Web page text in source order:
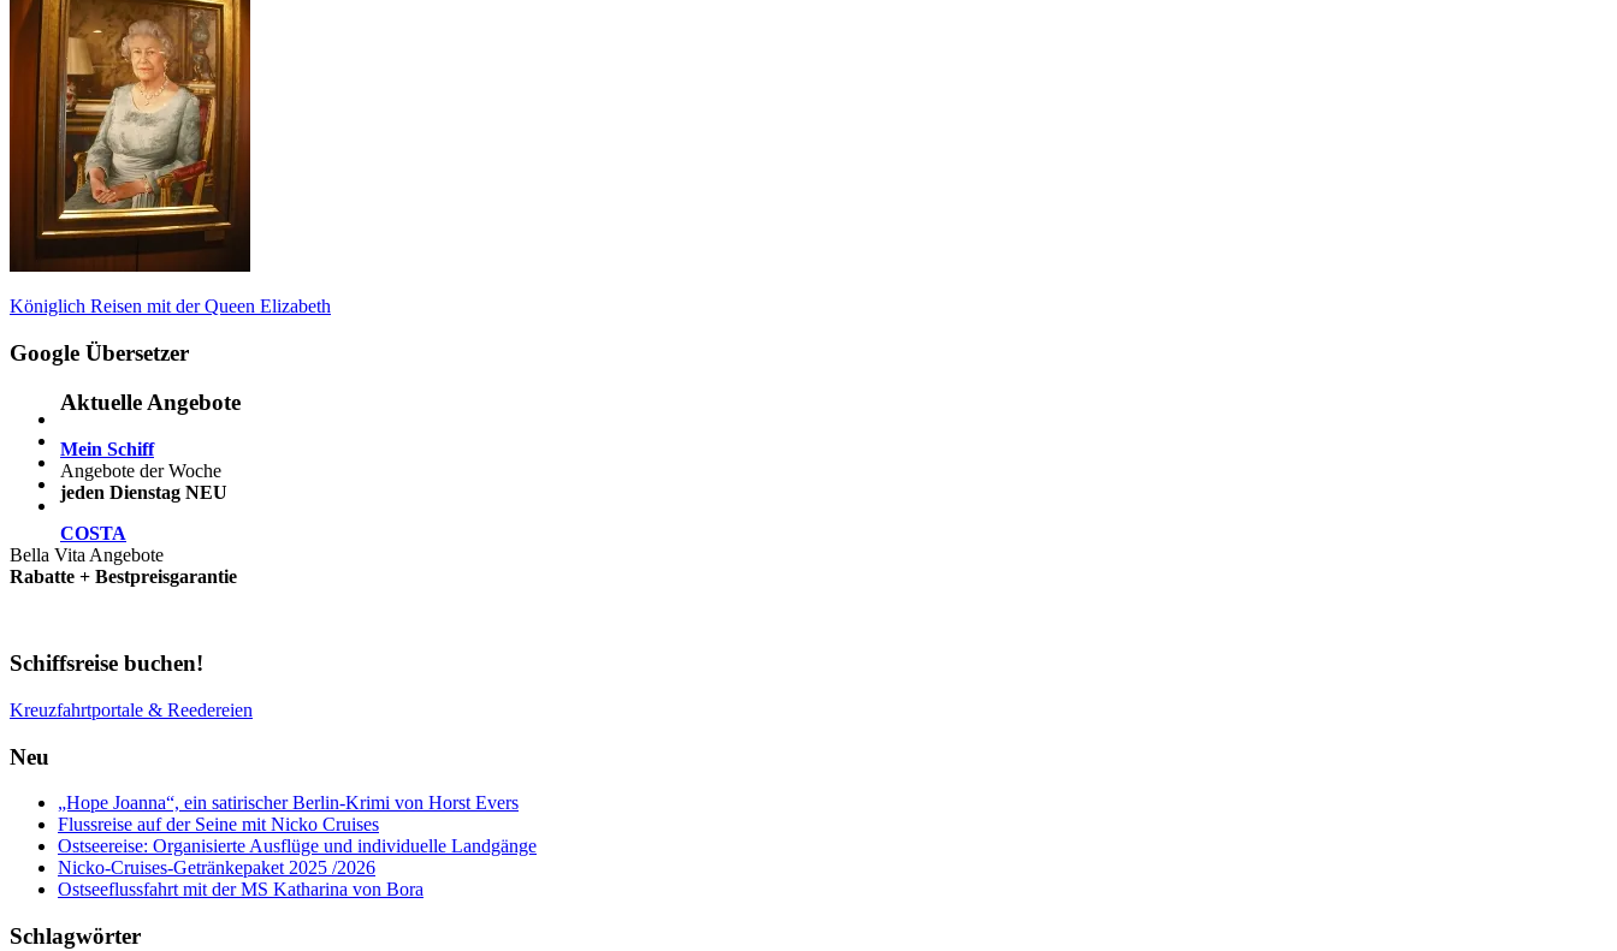
Beitragsnavigation
Vorheriger
Königlich Reisen mit der Queen Elizabeth
Google Übersetzer
Aktuelle Angebote
Mein Schiff
Angebote der Woche
jeden Dienstag NEU
COSTA
Bella Vita Angebote
Rabatte + Bestpreisgarantie
Schiffsreise buchen!
Kreuzfahrtportale & Reedereien
Neu
„Hope Joanna“, ein satirischer Berlin-Krimi von Horst Evers
Flussreise auf der Seine mit Nicko Cruises
Ostseereise: Organisierte Ausflüge und individuelle Landgänge
Nicko-Cruises-Getränkepaket 2025 /2026
Ostseeflussfahrt mit der MS Katharina von Bora
Schlagwörter